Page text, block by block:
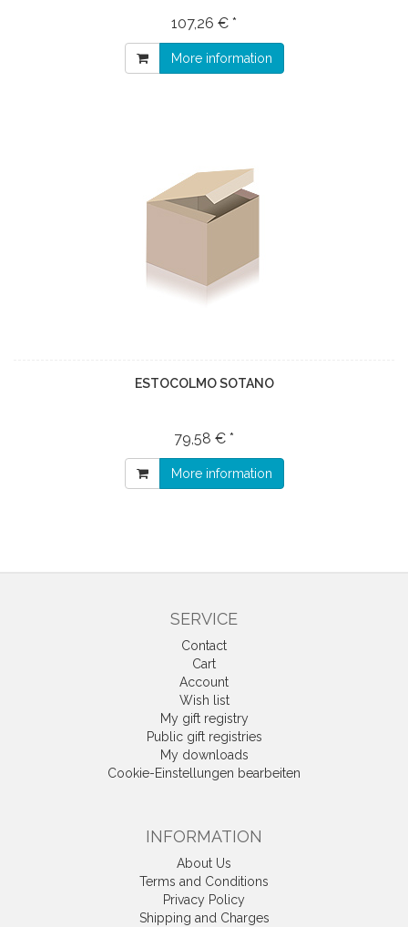
107,26 € *
More information
ESTOCOLMO SOTANO
79,58 € *
More information
SERVICE
Contact
Cart
Account
Wish list
My gift registry
Public gift registries
My downloads
Cookie-Einstellungen bearbeiten
INFORMATION
About Us
Terms and Conditions
Privacy Policy
Shipping and Charges